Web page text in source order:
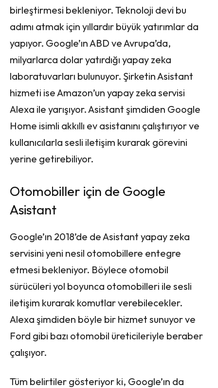
birleştirmesi bekleniyor. Teknoloji devi bu
adımı atmak için yıllardır büyük yatırımlar da
yapıyor. Google’ın ABD ve Avrupa’da,
milyarlarca dolar yatırdığı yapay zeka
laboratuvarları bulunuyor. Şirketin Asistant
hizmeti ise Amazon’un yapay zeka servisi
Alexa ile yarışıyor. Asistant şimdiden Google
Home isimli akkıllı ev asistanını çalıştırıyor ve
kullanıcılarla sesli iletişim kurarak görevini
yerine getirebiliyor.
Otomobiller için de Google
Asistant
Google’ın 2018’de de Asistant yapay zeka
servisini yeni nesil otomobillere entegre
etmesi bekleniyor. Böylece otomobil
sürücüleri yol boyunca otomobilleri ile sesli
iletişim kurarak komutlar verebilecekler.
Alexa şimdiden böyle bir hizmet sunuyor ve
Ford gibi bazı otomobil üreticileriyle beraber
çalışıyor.
Tüm belirtiler gösteriyor ki, Google’ın da